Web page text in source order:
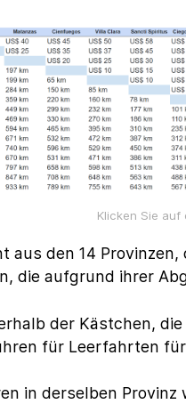
Klicken Sie auf
aus den 14
die aufgrund ihrer
der Kästchen,
für Leerfahrten
in derselben